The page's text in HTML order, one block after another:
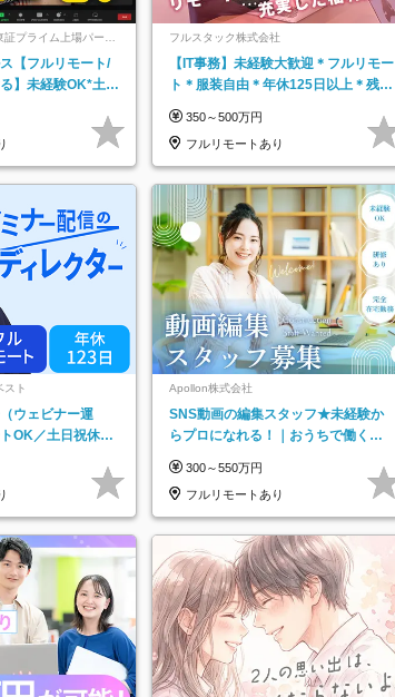
プライム上場パーソ
【フルリモート/
】未経験OK*土日
フルスタック株式会社
【IT事務】未経験大歓迎＊フルリモー
ト＊服装自由＊年休125日以上＊残業
350～500万円
フルリモートあり
スト
ウェビナー運
OK／土日祝休み
Apollon株式会社
SNS動画の編集スタッフ★未経験か
らプロになれる！｜おうちで働くフ
300～550万円
フルリモートあり